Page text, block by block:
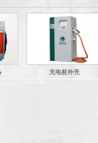
充电桩外壳